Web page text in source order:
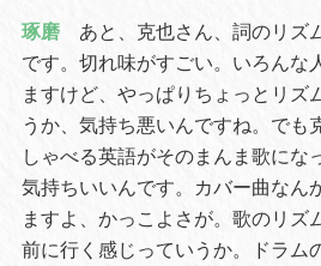
琢磨
あと、克也さん、詞のリズ
です。切れ味がすごい。いろんな
ますけど、やっぱりちょっとリズ
うか、気持ち悪いんですね。でも
しゃべる英語がそのまんま歌にな
気持ちいいんです。カバー曲なん
ますよ、かっこよさが。歌のリズ
前に行く感じっていうか。ドラム